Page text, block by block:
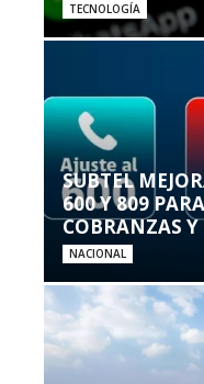
TECNOLOGÍA
SUBTEL
600 Y 809
COBRANZAS
NACIONAL